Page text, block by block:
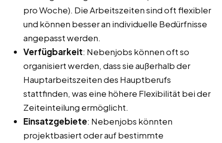
pro Woche). Die Arbeitszeiten sind oft flexibler
und können besser an individuelle Bedürfnisse
angepasst werden.
Verfügbarkeit: Nebenjobs können oft so
organisiert werden, dass sie außerhalb der
Hauptarbeitszeiten des Hauptberufs
stattfinden, was eine höhere Flexibilität bei der
Zeiteinteilung ermöglicht.
Einsatzgebiete: Nebenjobs könnten
projektbasiert oder auf bestimmte